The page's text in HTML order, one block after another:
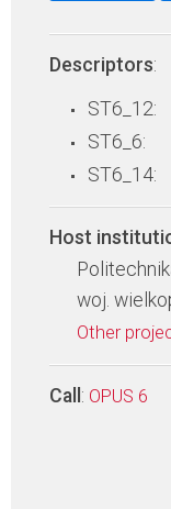
Descriptors:
ST6_12:
ST6_6:
ST6_14:
Host
woj.
Other
Call : OPUS 6